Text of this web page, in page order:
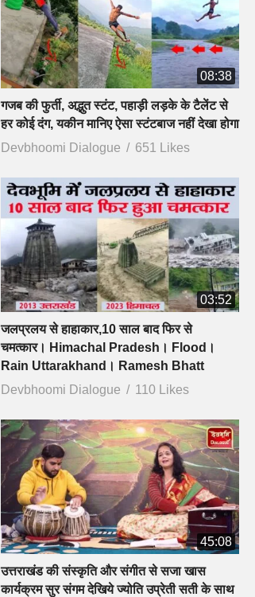
08:38
गजब की फुर्ती, अद्भुत स्टंट, पहाड़ी लड़के के टैलेंट से
हर कोई दंग, यकीन मानिए ऐसा स्टंटबाज नहीं देखा होगा
Devbhoomi Dialogue
651 Likes
03:52
जलप्रलय से हाहाकार,10 साल बाद फिर से
चमत्कार। Himachal Pradesh। Flood।
Rain Uttarakhand। Ramesh Bhatt
Devbhoomi Dialogue
110 Likes
45:08
उत्तराखंड की संस्कृति और संगीत से सजा खास
कार्यक्रम सुर संगम देखिये ज्योति उप्रेती सती के साथ